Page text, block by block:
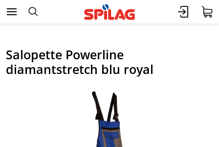
Salopette Powerline
diamantstretch blu royal